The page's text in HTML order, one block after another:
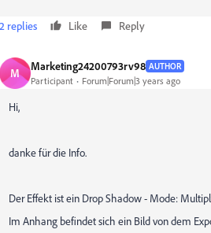
2 replies Like Reply
M Marketing24200793rv98 AUTHOR
Participant Forum|Forum|3 years ago
Hi,
danke für die Info.
Der Effekt ist ein Drop Shadow - Mode:
Im Anhang befindet sich ein Bild von dem